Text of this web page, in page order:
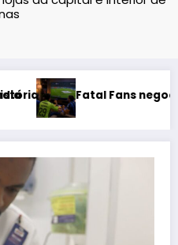
transmissão do